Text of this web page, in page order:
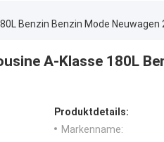
Benzin Benzin Mode Neuwagen
A-Klasse 180L
Produktdetails:
Markenname: